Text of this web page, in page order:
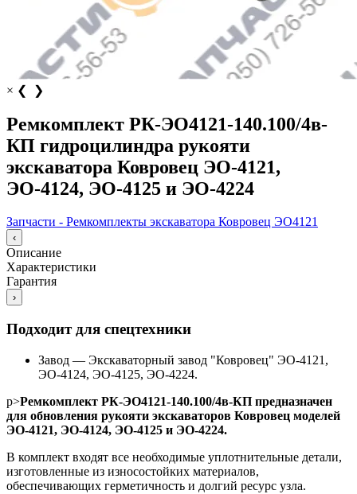
× ❮ ❯
Ремкомплект РК-ЭО4121-140.100/4в-
КП гидроцилиндра рукояти
экскаватора Ковровец ЭО-4121,
ЭО-4124, ЭО-4125 и ЭО-4224
Запчасти - Ремкомплекты экскаватора Ковровец ЭО4121
‹
Описание
Характеристики
Гарантия
›
Подходит для спецтехники
Завод — Экскаваторный завод "Ковровец" ЭО-4121,
ЭО-4124, ЭО-4125, ЭО-4224.
p>Ремкомплект РК-ЭО4121-140.100/4в-КП предназначен
для обновления рукояти экскаваторов Ковровец моделей
ЭО-4121, ЭО-4124, ЭО-4125 и ЭО-4224.
В комплект входят все необходимые уплотнительные детали,
изготовленные из износостойких материалов,
обеспечивающих герметичность и долгий ресурс узла.